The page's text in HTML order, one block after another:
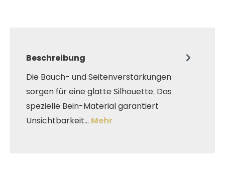
Beschreibung
Die Bauch- und Seitenverstärkungen
sorgen für eine glatte Silhouette. Das
spezielle Bein-Material garantiert
Unsichtbarkeit… Mehr